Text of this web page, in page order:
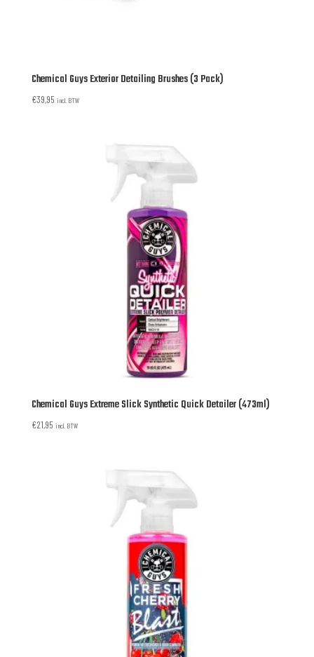
Chemical Guys Exterior Detailing Brushes (3 Pack)
€39,95 incl. BTW
Chemical Guys Extreme Slick Synthetic Quick Detailer (473ml)
€21,95 incl. BTW